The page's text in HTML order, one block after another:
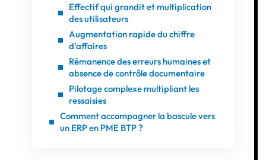
Effectif qui grandit et multiplication
des utilisateurs
Augmentation rapide du chiffre
d’affaires
Rémanence des erreurs humaines et
absence de contrôle documentaire
Pilotage complexe multipliant les
ressaisies
Comment accompagner la bascule vers
un ERP en PME BTP ?